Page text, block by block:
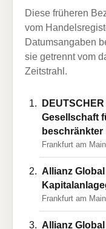
Diese früheren
vom
Datumsangaben
sie getrennt vom
Zeitstrahl.
Gesellschaft
beschränkter
Frankfurt am Main
Allianz
Frankfurt am Main
Allianz